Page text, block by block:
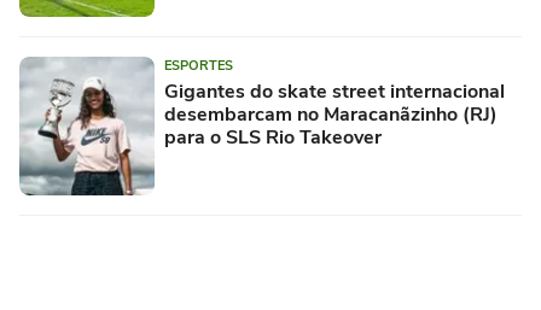
ESPORTES
Gigantes do skate street internacional
desembarcam no Maracanãzinho (RJ)
para o SLS Rio Takeover